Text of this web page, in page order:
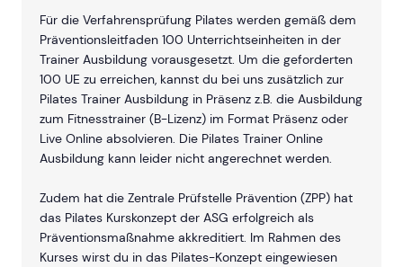
Für die Verfahrensprüfung Pilates werden gemäß dem
Präventionsleitfaden 100 Unterrichtseinheiten in der
Trainer Ausbildung vorausgesetzt. Um die geforderten
100 UE zu erreichen, kannst du bei uns zusätzlich zur
Pilates Trainer Ausbildung in Präsenz z.B. die Ausbildung
zum Fitnesstrainer (B-Lizenz) im Format Präsenz oder
Live Online absolvieren. Die Pilates Trainer Online
Ausbildung kann leider nicht angerechnet werden.
Zudem hat die Zentrale Prüfstelle Prävention (ZPP) hat
das Pilates Kurskonzept der ASG erfolgreich als
Präventionsmaßnahme akkreditiert. Im Rahmen des
Kurses wirst du in das Pilates-Konzept eingewiesen